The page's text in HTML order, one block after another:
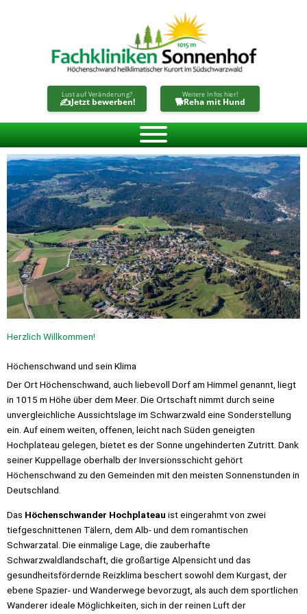
Lust auf Veränderung?
✍️Jetzt bewerben!
Weitere Infos hier!
🐕Reha mit Hund
Herzlich Willkommen!
Höchenschwand und sein Klima
Der Ort Höchenschwand, auch liebevoll Dorf am Himmel genannt, liegt
in 1015 m Höhe über dem Meer. Die Ortschaft nimmt durch seine
unvergleichliche Aussichtslage im Schwarzwald eine Sonderstellung
ein. Auf einem weiten, offenen, leicht nach Süden geneigten
Hochplateau gelegen, bietet es der Sonne ungehinderten Zutritt. Dank
seiner Kuppellage oberhalb der Inversionsschicht gehört
Höchenschwand zu den Gemeinden mit den meisten Sonnenstunden in
Deutschland.
Das Höchenschwander Hochplateau ist eingerahmt von zwei
tiefgeschnittenen Tälern, dem Alb- und dem romantischen
Schwarzatal. Die einmalige Lage, die zauberhafte
Schwarzwaldlandschaft, die großartige Alpensicht und das
gesundheitsfördernde Reizklima beschert sowohl dem Kurgast, der
ebene Spazier- und Wanderwege bevorzugt, als auch dem sportlichen
Wanderer ideale Möglichkeiten, sich in der reinen Luft der